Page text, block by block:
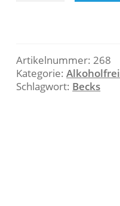
Artikelnummer:268
Kategorie:Alkoholfrei
Schlagwort: Becks
s
c
h